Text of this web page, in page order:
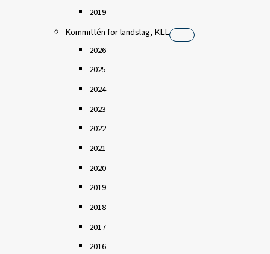
2019
Kommittén för landslag, KLL
2026
2025
2024
2023
2022
2021
2020
2019
2018
2017
2016